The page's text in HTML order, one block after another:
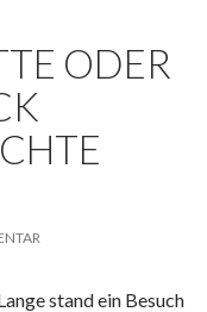
ODER
stand ein Besuch